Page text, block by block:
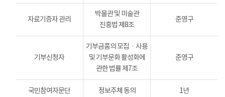
자료기증자 관리
박물관 및 미술관
진흥법 제8조
준영구
기부신청자
기부금품의 모집ㆍ사용
및 기부문화 활성화에
관한 법률 제7조
준영구
국민참여자문단 정보주체 동의 1년